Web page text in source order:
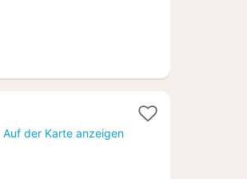
Auf der Karte anzeigen